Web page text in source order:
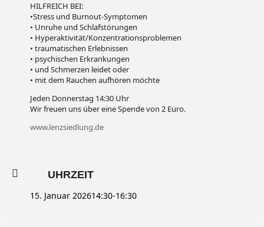
HILFREICH BEI:
•Stress und Burnout-Symptomen
• Unruhe und Schlafstörungen
• Hyperaktivität/Konzentrationsproblemen
• traumatischen Erlebnissen
• psychischen Erkrankungen
• und Schmerzen leidet oder
• mit dem Rauchen aufhören möchte
Jeden Donnerstag 14:30 Uhr
Wir freuen uns über eine Spende von 2 Euro.
www.lenzsiedlung.de
UHRZEIT
15. Januar 202614:30-16:30